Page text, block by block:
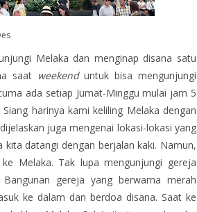
Melaka dan menginap disana satu
saat weekenduntuk bisa mengunjungi
ada setiap Jumat-Minggu mulai jam 5
harinya kami keliling Melaka dengan
juga mengenai lokasi-lokasi yang
datangi dengan berjalan kaki. Namun,
Melaka. Tak lupa mengunjungi gereja
Bangunan gereja yang berwarna merah
ke dalam dan berdoa disana. Saat ke